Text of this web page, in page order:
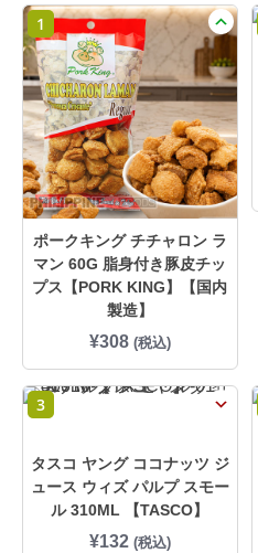
1
ポークキング チチャロン ラ
マン 60G 脂身付き豚皮チッ
プス【PORK KING】【国内
製造】
¥308 (税込)
3
タスコ ヤング ココナッツ ジ
ュース ウィズ パルプ スモー
ル 310ML 【TASCO】
¥132 (税込)